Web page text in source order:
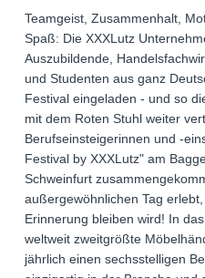
Teamgeist, Zusammenhalt,
Spaß: Die XXXLutz
Auszubildende,
und Studenten aus ganz
Festival eingeladen - und so
mit dem Roten Stuhl weiter
Berufseinsteigerinnen und -
Festival by XXXLutz" am
Schweinfurt
außergewöhnlichen Tag
Erinnerung bleiben wird! In
weltweit zweitgrößte
jährlich einen sechsstelligen